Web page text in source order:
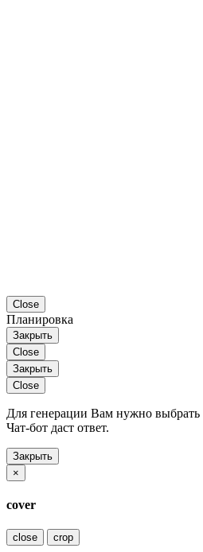
Close
Планировка
Закрыть
Close
Закрыть
Close
Для генерации Вам нужно выбрать
Чат-бот даст ответ.
Закрыть
×
cover
close crop